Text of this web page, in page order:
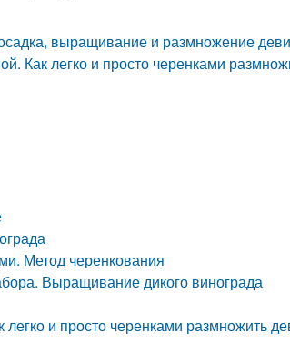
выращивание и размножение
Как легко и просто черенками
Метод черенкования
Выращивание дикого винограда
легко и просто черенками размножить